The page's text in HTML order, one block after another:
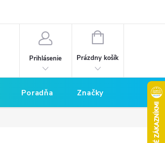
Prihlásenie
NÁKUPNÝ
Prázdny košík
Poradňa Značky